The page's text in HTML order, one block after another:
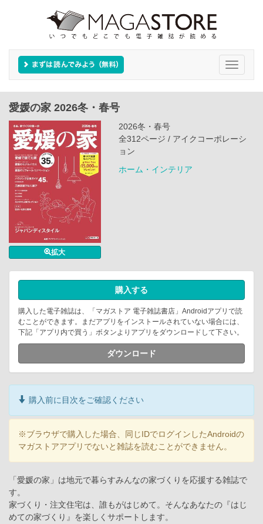
Toggle
愛媛の家 2026冬・春号
拡大
2026冬・春号
全312ページ / アイクコーポレーシ
ョン
ホーム・インテリア
購入する
購入した電子雑誌は、「マガストア 電子雑誌書店」Androidアプリで読
むことができます。まだアプリをインストールされていない場合には、
下記「アプリ内で買う」ボタンよりアプリをダウンロードして下さい。
ダウンロード
購入前に目次をご確認ください
※ブラウザで購入した場合、同じIDでログインしたAndroidの
マガストアアプリでないと雑誌を読むことができません。
「愛媛の家」は地元で暮らすみんなの家づくりを応援する雑誌で
す。
家づくり・注文住宅は、誰もがはじめて。そんなあなたの『はじ
めての家づくり』を楽しくサポートします。